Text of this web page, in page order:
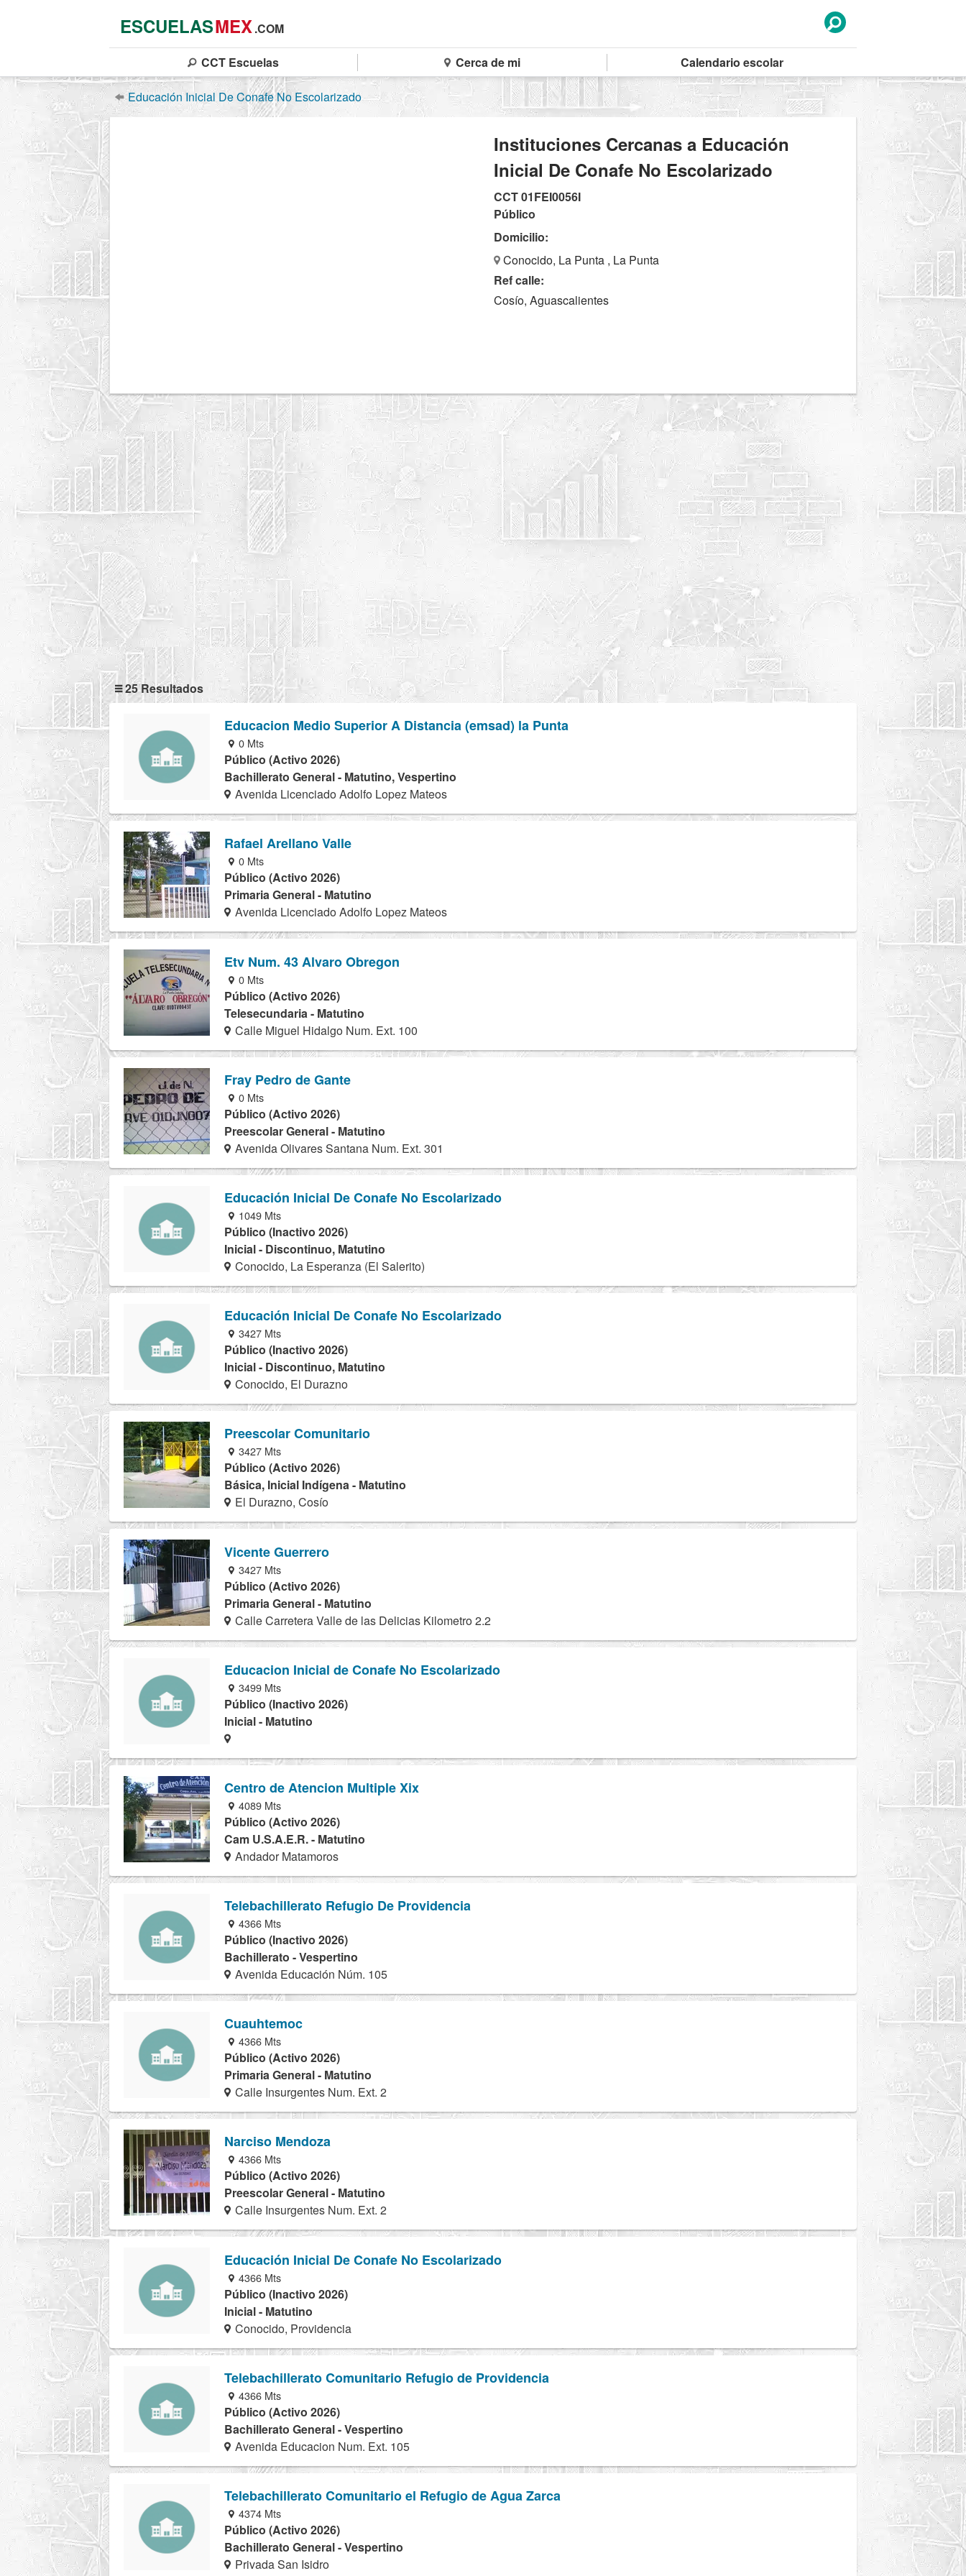
ESCUELASMEX.COM
CCT Escuelas Cerca de mi Calendario escolar
Educación Inicial De Conafe No Escolarizado
Instituciones Cercanas a Educación
Inicial De Conafe No Escolarizado
CCT 01FEI0056I
Público
Domicilio:
Conocido, La Punta , La Punta
Ref calle:
Cosío, Aguascalientes
25 Resultados
Educacion Medio Superior A Distancia (emsad) la Punta
0 Mts
Público (Activo 2026)
Bachillerato General - Matutino, Vespertino
Avenida Licenciado Adolfo Lopez Mateos
Rafael Arellano Valle
0 Mts
Público (Activo 2026)
Primaria General - Matutino
Avenida Licenciado Adolfo Lopez Mateos
Etv Num. 43 Alvaro Obregon
0 Mts
Público (Activo 2026)
Telesecundaria - Matutino
Calle Miguel Hidalgo Num. Ext. 100
Fray Pedro de Gante
0 Mts
Público (Activo 2026)
Preescolar General - Matutino
Avenida Olivares Santana Num. Ext. 301
Educación Inicial De Conafe No Escolarizado
1049 Mts
Público (Inactivo 2026)
Inicial - Discontinuo, Matutino
Conocido, La Esperanza (El Salerito)
Educación Inicial De Conafe No Escolarizado
3427 Mts
Público (Inactivo 2026)
Inicial - Discontinuo, Matutino
Conocido, El Durazno
Preescolar Comunitario
3427 Mts
Público (Activo 2026)
Básica, Inicial Indígena - Matutino
El Durazno, Cosío
Vicente Guerrero
3427 Mts
Público (Activo 2026)
Primaria General - Matutino
Calle Carretera Valle de las Delicias Kilometro 2.2
Educacion Inicial de Conafe No Escolarizado
3499 Mts
Público (Inactivo 2026)
Inicial - Matutino
Centro de Atencion Multiple Xix
4089 Mts
Público (Activo 2026)
Cam U.S.A.E.R. - Matutino
Andador Matamoros
Telebachillerato Refugio De Providencia
4366 Mts
Público (Inactivo 2026)
Bachillerato - Vespertino
Avenida Educación Núm. 105
Cuauhtemoc
4366 Mts
Público (Activo 2026)
Primaria General - Matutino
Calle Insurgentes Num. Ext. 2
Narciso Mendoza
4366 Mts
Público (Activo 2026)
Preescolar General - Matutino
Calle Insurgentes Num. Ext. 2
Educación Inicial De Conafe No Escolarizado
4366 Mts
Público (Inactivo 2026)
Inicial - Matutino
Conocido, Providencia
Telebachillerato Comunitario Refugio de Providencia
4366 Mts
Público (Activo 2026)
Bachillerato General - Vespertino
Avenida Educacion Num. Ext. 105
Telebachillerato Comunitario el Refugio de Agua Zarca
4374 Mts
Público (Activo 2026)
Bachillerato General - Vespertino
Privada San Isidro